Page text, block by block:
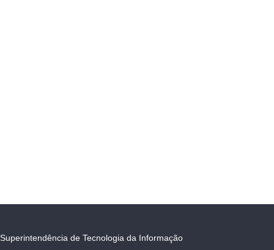
Superintendência de Tecnologia da Informação